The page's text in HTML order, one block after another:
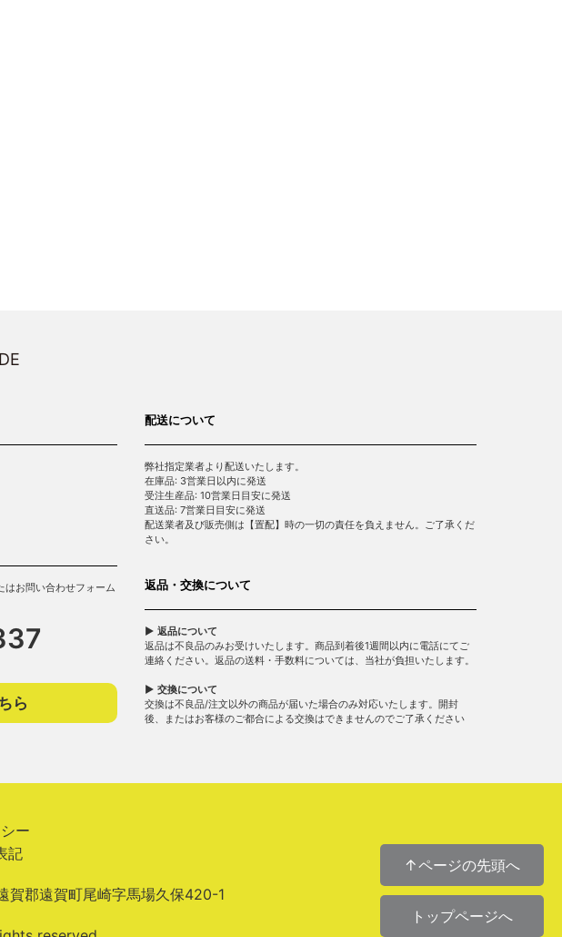
↑ページの先頭へ
トップページへ
はお問い合わせフォーム
ら
配送について
弊社指定業者より配送いたします。
在庫品: 3営業日以内に発送
受注生産品: 10営業日目安に発送
直送品: 7営業日目安に発送
配送業者及び販売側は【置配】時の一切の責任を負えません。ご了承くだ
さい。
返品・交換について
▶ 返品について
返品は不良品のみお受けいたします。商品到着後1週間以内に電話にてご
連絡ください。返品の送料・手数料については、当社が負担いたします。
▶ 交換について
交換は不良品/注文以外の商品が届いた場合のみ対応いたします。開封
後、またはお客様のご都合による交換はできませんのでご了承ください
ー
記
郡遠賀町尾崎字馬場久保420-1